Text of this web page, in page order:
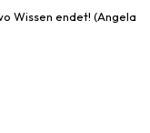
Wissen endet! (Angela